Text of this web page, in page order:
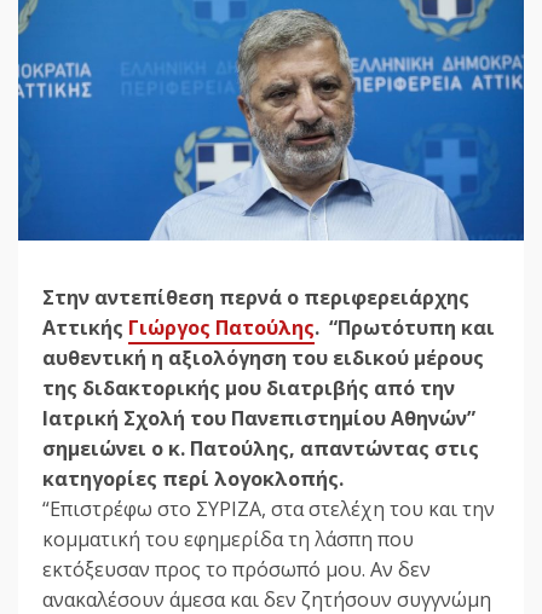
Στην αντεπίθεση περνά ο περιφερειάρχης
Αττικής Γιώργος Πατούλης. “Πρωτότυπη και
αυθεντική η αξιολόγηση του ειδικού μέρους
της διδακτορικής μου διατριβής από την
Ιατρική Σχολή του Πανεπιστημίου Αθηνών”
σημειώνει ο κ. Πατούλης, απαντώντας στις
κατηγορίες περί λογοκλοπής.
“Επιστρέφω στο ΣΥΡΙΖΑ, στα στελέχη του και την
κομματική του εφημερίδα τη λάσπη που
εκτόξευσαν προς το πρόσωπό μου. Αν δεν
ανακαλέσουν άμεσα και δεν ζητήσουν συγγνώμη